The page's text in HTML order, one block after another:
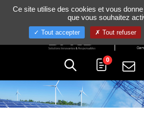
+33 (0)4 75 58 80 10
0
Gestion de vos préférences sur les
Ce site utilise des cookies et vous
que vous souhaitez
Tout accepter Tout refuser